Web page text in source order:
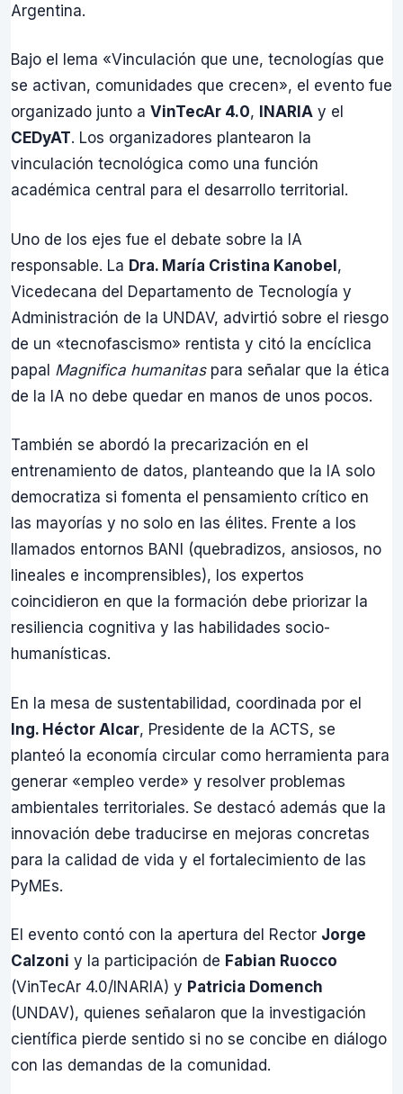
Argentina.
Bajo el lema «Vinculación que une, tecnologías que
se activan, comunidades que crecen», el evento fue
organizado junto a VinTecAr 4.0, INARIA y el
CEDyAT. Los organizadores plantearon la
vinculación tecnológica como una función
académica central para el desarrollo territorial.
Uno de los ejes fue el debate sobre la IA
responsable. La Dra. María Cristina Kanobel,
Vicedecana del Departamento de Tecnología y
Administración de la UNDAV, advirtió sobre el riesgo
de un «tecnofascismo» rentista y citó la encíclica
papal Magnifica humanitaspara señalar que la ética
de la IA no debe quedar en manos de unos pocos.
También se abordó la precarización en el
entrenamiento de datos, planteando que la IA solo
democratiza si fomenta el pensamiento crítico en
las mayorías y no solo en las élites. Frente a los
llamados entornos BANI (quebradizos, ansiosos, no
lineales e incomprensibles), los expertos
coincidieron en que la formación debe priorizar la
resiliencia cognitiva y las habilidades socio-
humanísticas.
En la mesa de sustentabilidad, coordinada por el
Ing. Héctor Alcar, Presidente de la ACTS, se
planteó la economía circular como herramienta para
generar «empleo verde» y resolver problemas
ambientales territoriales. Se destacó además que la
innovación debe traducirse en mejoras concretas
para la calidad de vida y el fortalecimiento de las
PyMEs.
El evento contó con la apertura del Rector Jorge
Calzoni y la participación de Fabian Ruocco
(VinTecAr 4.0/INARIA) y Patricia Domench
(UNDAV), quienes señalaron que la investigación
científica pierde sentido si no se concibe en diálogo
con las demandas de la comunidad.